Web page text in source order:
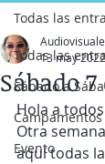
Todas las
Sábado a
Campamentos
Evento
Todas las
Sábado
13 may 2022
Hola a
Otra
aquí todas